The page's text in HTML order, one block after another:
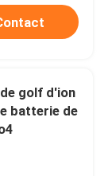
golf d'ion
batterie de